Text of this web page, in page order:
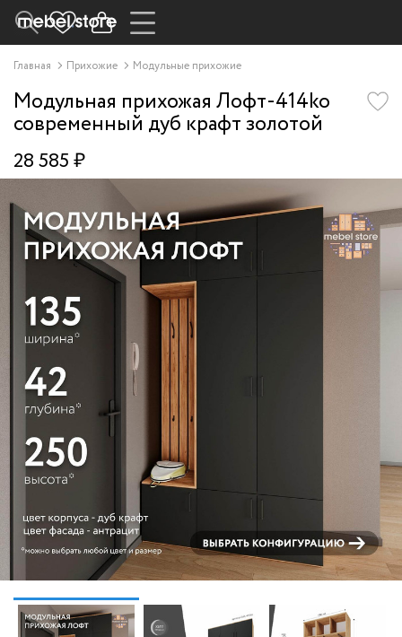
Главная Прихожие Модульные прихожие
Модульная прихожая Лофт-414ko
современный дуб крафт золотой
28 585 ₽